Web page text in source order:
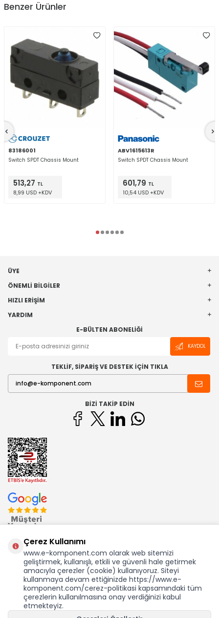
KDV Dahil Birim Fiyat
Benzer Ürünler
83186001
Switch SPDT Chassis Mount
513,27 TL
8,99 USD +KDV
ABV1615613R
Switch SPDT Chassis Mount
601,79 TL
10,54 USD +KDV
ÜYE
ÖNEMLI BILGILER
HIZLI ERIŞIM
YARDIM
E-BÜLTEN ABONELIĞI
KAYDOL
TEKLİF, SİPARİŞ VE DESTEK İÇİN TIKLA
BIZI TAKIP EDIN
Ekom Elk. Elektronik San. ve Tic. A.Ş.'nin Tescilli Bir Markasıdır
Çerez Kullanımı
www.e-komponent.com olarak web sitemizi
geliştirmek, kullanışlı, etkili ve güvenli hale getirmek
amacıyla çerezler (cookie) kullanıyoruz. Siteyi
kullanmaya devam ettiğinizde https://www.e-
komponent.com/cerez-politikasi kapsamındaki tüm
çerezlerin kullanılmasına onay verdiğinizi kabul
etmekteyiz.